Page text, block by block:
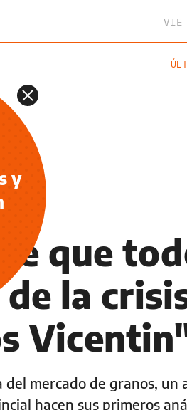
VIE
que
la
del mercado de granos,
hacen sus primeros
y